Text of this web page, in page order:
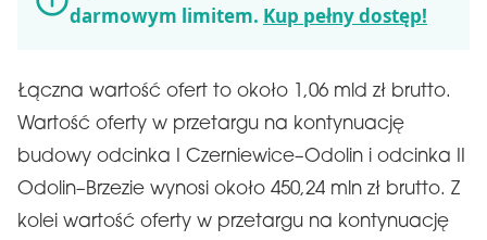
darmowym limitem. Kup pełny dostęp!
Łączna wartość ofert to około 1,06 mld zł brutto.
Wartość oferty w przetargu na kontynuację
budowy odcinka I Czerniewice–Odolin i odcinka II
Odolin–Brzezie wynosi około 450,24 mln zł brutto. Z
kolei wartość oferty w przetargu na kontynuację